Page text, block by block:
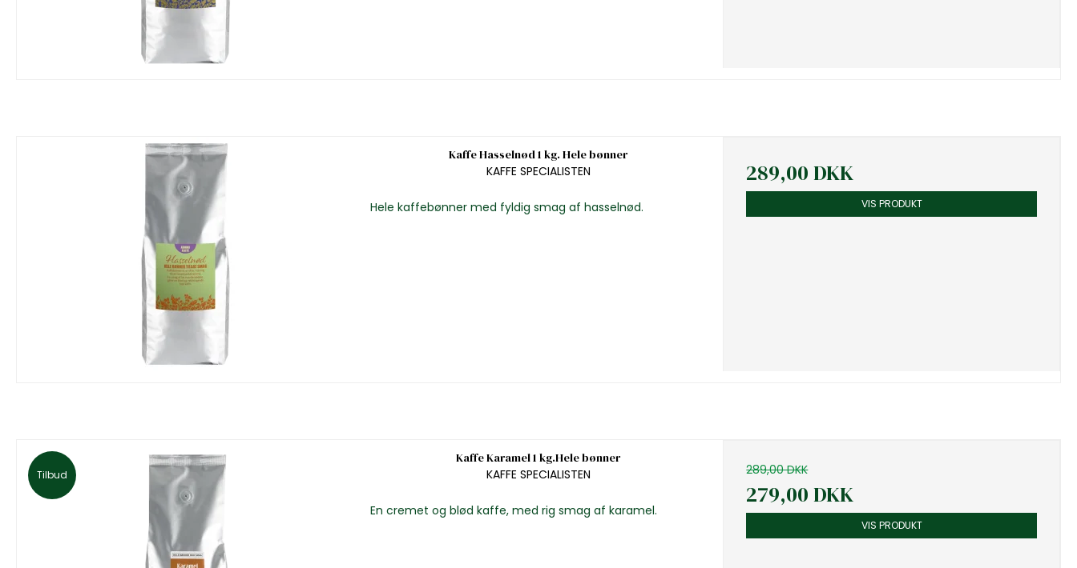
Kaffe Hasselnød 1 kg. Hele bønner
KAFFE SPECIALISTEN
Hele kaffebønner med fyldig smag af hasselnød.
289,00 DKK
VIS PRODUKT
Tilbud
Kaffe Karamel 1 kg.Hele bønner
KAFFE SPECIALISTEN
En cremet og blød kaffe, med rig smag af karamel.
289,00 DKK
279,00 DKK
VIS PRODUKT